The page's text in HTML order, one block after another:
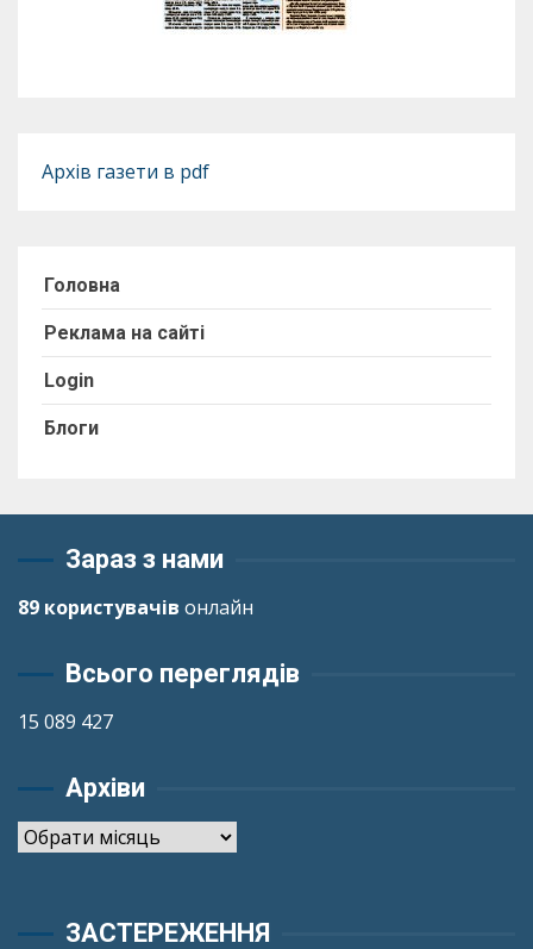
Архів газети в pdf
Головна
Реклама на сайті
Login
Блоги
Зараз з нами
89 користувачів онлайн
Всього переглядів
15 089 427
Архіви
Архіви
ЗАСТЕРЕЖЕННЯ